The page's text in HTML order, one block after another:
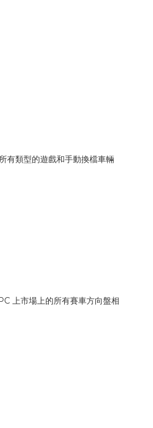
有類型的遊戲和手動換檔車輛
上市場上的所有賽車方向盤相